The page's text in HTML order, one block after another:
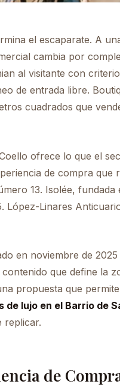
el escaparate. A
cambia por
al visitante con
de entrada libre.
cuadrados que
ofrece lo que el
de compra que
13. Isolée,
López-Linares
en noviembre de
que define la
propuesta que
de lujo en el Barrio de
replicar.
de